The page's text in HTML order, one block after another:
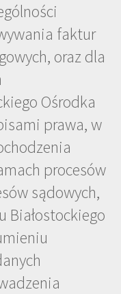
faktur
oraz dla
Ośrodka
prawa, w
procesów
sądowych,
Białostockiego